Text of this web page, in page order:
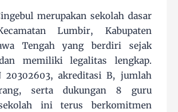
merupakan sekolah dasar
Lumbir, Kabupaten
Tengah yang berdiri sejak
memiliki legalitas lengkap.
20302603, akreditasi B, jumlah
serta dukungan 8 guru
ini terus berkomitmen